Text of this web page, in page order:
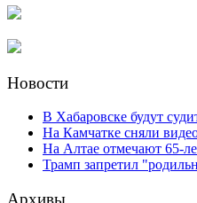
Новости
В Хабаровске будут
На Камчатке сняли
На Алтае отмечают 65-
Трамп запретил
Архивы